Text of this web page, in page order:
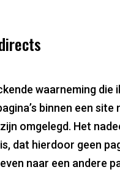
waarneming die
binnen een site
omgelegd. Het
dat hierdoor geen
naar een andere